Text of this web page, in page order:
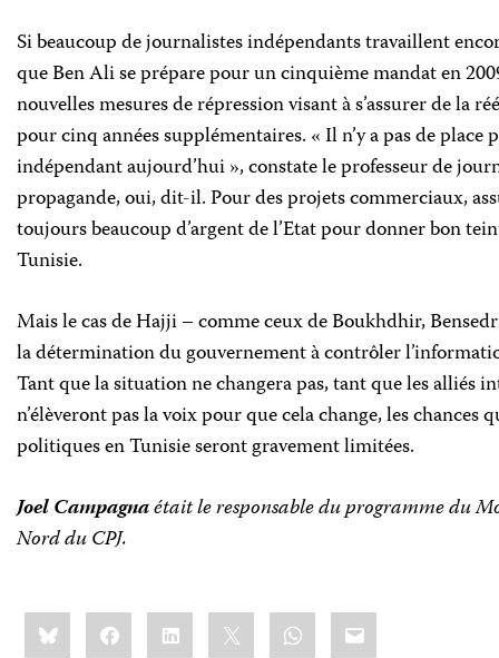
Si beaucoup de journalistes indépendants travaillent
que Ben Ali se prépare pour un cinquième mandat en
nouvelles mesures de répression visant à s’assurer de la
pour cinq années supplémentaires. « Il n’y a pas de place
indépendant aujourd’hui », constate le professeur de
propagande, oui, dit-il. Pour des projets commerciaux,
toujours beaucoup d’argent de l’Etat pour donner bon
Tunisie.
Mais le cas de Hajji – comme ceux de Boukhdhir,
la détermination du gouvernement à contrôler
Tant que la situation ne changera pas, tant que les alliés
n’élèveront pas la voix pour que cela change, les chances
politiques en Tunisie seront gravement limitées.
Joel Campagnaétait le responsable du programme du
Nord duCPJ.
Share
this:BlueskyFacebookLinkedIn WhatsApp
Email